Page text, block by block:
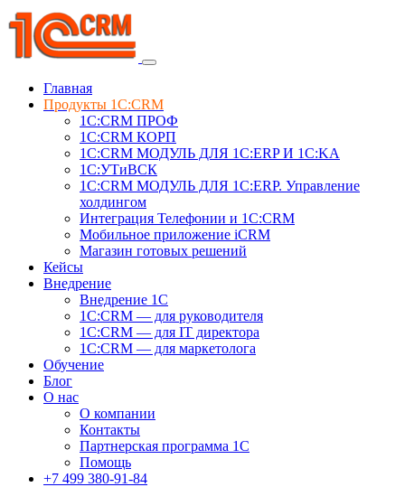
Главная
Продукты 1C:CRM
1С:CRM ПРОФ
1С:CRM КОРП
1С:CRM МОДУЛЬ ДЛЯ 1C:ERP И 1C:KA
1C:УТиВСК
1С:CRM МОДУЛЬ ДЛЯ 1C:ERP. Управление
холдингом
Интеграция Телефонии и 1C:CRM
Мобильное приложение iCRM
Магазин готовых решений
Кейсы
Внедрение
Внедрение 1C
1С:CRM — для руководителя
1С:CRM — для IT директора
1С:CRM — для маркетолога
Обучение
Блог
О нас
О компании
Контакты
Партнерская программа 1С
Помощь
+7 499 380-91-84